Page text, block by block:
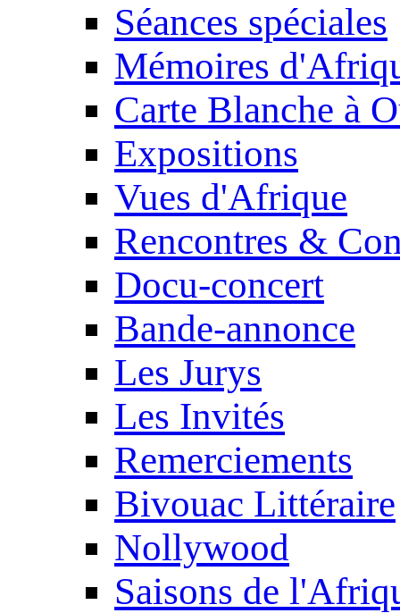
Séances spéciales
Mémoires
Carte Blanche à
Expositions
Vues d'Afrique
Rencontres &
Docu-concert
Bande-annonce
Les Jurys
Les Invités
Remerciements
Bivouac Littéraire
Nollywood
Saisons de